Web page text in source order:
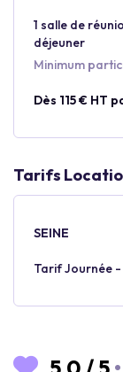
1 salle de
déjeuner
Minimum
Dès 115 € HT
Tarifs
SEINE
Tarif Journée -